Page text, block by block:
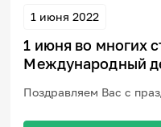
Итоги событий
Игры и тренажеры
Игра «Знания»
1 июня 2022
1 июня во многих
Международный
Поздравляем Вас с